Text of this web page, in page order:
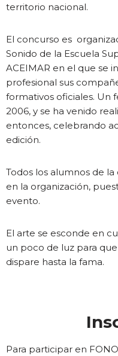
territorio nacional.
El concurso es
Sonido de la Escuela
ACEIMAR en el que se
profesional sus
formativos oficiales. Un
2006, y se ha venido
entonces, celebrando
edición.
Todos los alumnos de
en la organización,
evento.
El arte se esconde en
un poco de luz para
dispare hasta la fama.
Para participar en